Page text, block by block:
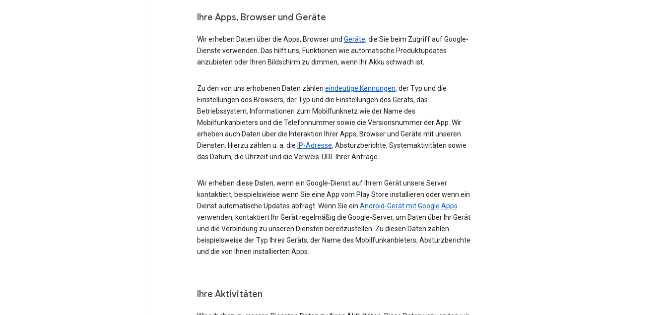
Ihre Apps, Browser und Geräte
Wir erheben Daten über die Apps, Browser und Geräte, die Sie beim Zugriff auf Google-
Dienste verwenden. Das hilft uns, Funktionen wie automatische Produktupdates
anzubieten oder Ihren Bildschirm zu dimmen, wenn Ihr Akku schwach ist.
Zu den von uns erhobenen Daten zählen eindeutige Kennungen, der Typ und die
Einstellungen des Browsers, der Typ und die Einstellungen des Geräts, das
Betriebssystem, Informationen zum Mobilfunknetz wie der Name des
Mobilfunkanbieters und die Telefonnummer sowie die Versionsnummer der App. Wir
erheben auch Daten über die Interaktion Ihrer Apps, Browser und Geräte mit unseren
Diensten. Hierzu zählen u. a. die IP-Adresse, Absturzberichte, Systemaktivitäten sowie
das Datum, die Uhrzeit und die Verweis-URL Ihrer Anfrage.
Wir erheben diese Daten, wenn ein Google-Dienst auf Ihrem Gerät unsere Server
kontaktiert, beispielsweise wenn Sie eine App vom Play Store installieren oder wenn ein
Dienst automatische Updates abfragt. Wenn Sie ein Android-Gerät mit Google Apps
verwenden, kontaktiert Ihr Gerät regelmäßig die Google-Server, um Daten über Ihr Gerät
und die Verbindung zu unseren Diensten bereitzustellen. Zu diesen Daten zählen
beispielsweise der Typ Ihres Geräts, der Name des Mobilfunkanbieters, Absturzberichte
und die von Ihnen installierten Apps.
Ihre Aktivitäten